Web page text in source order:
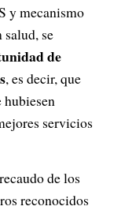
y mecanismo
se
de
, es decir, que
hubiesen
servicios
de los
reconocidos